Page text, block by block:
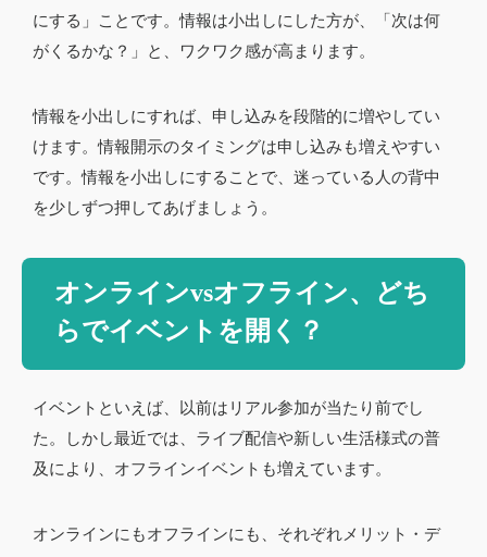
にする」ことです。情報は小出しにした方が、「次は何
がくるかな？」と、ワクワク感が高まります。
情報を小出しにすれば、申し込みを段階的に増やしてい
けます。情報開示のタイミングは申し込みも増えやすい
です。情報を小出しにすることで、迷っている人の背中
を少しずつ押してあげましょう。
オンラインvsオフライン、どち
らでイベントを開く？
イベントといえば、以前はリアル参加が当たり前でし
た。しかし最近では、ライブ配信や新しい生活様式の普
及により、オフラインイベントも増えています。
オンラインにもオフラインにも、それぞれメリット・デ